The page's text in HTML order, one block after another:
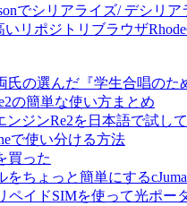
でシリアライズ/ デシリ
いリポジトリブラウザ
氏の選んだ『学生合唱の
の簡単な使い方まとめ
ンジンRe2を日本語で試し
で使い分ける方法
買った
をちょっと簡単にする
ペイドSIMを使って光ポー